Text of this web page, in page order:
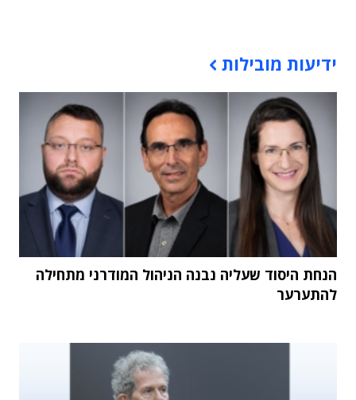
ידיעות מובילות
הנחת היסוד שעליה נבנה הניהול המודרני מתחילה
להתערער